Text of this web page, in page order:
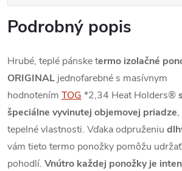
Podrobný popis
Hrubé, teplé pánske termo izolačné
ORIGINAL jednofarebné s masívnym
hodnotením TOG *2,34 Heat Holders®
špeciálne vyvinutej objemovej priadze
tepelné vlastnosti. Vďaka odpruženiu
vám tieto termo ponožky pomôžu
pohodlí. Vnútro každej ponožky je